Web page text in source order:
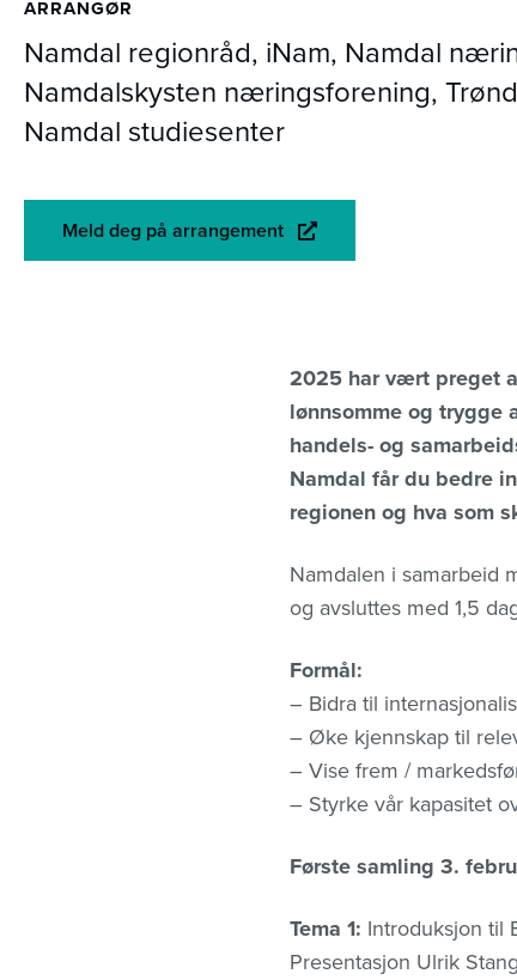
ARRANGØR
Namdal regionråd, iNam, Namdal
Namdalskysten næringsforening,
Namdal studiesenter
Meld deg på arrangement
2025 har vært preget
lønnsomme og trygge
handels- og
Namdal får du bedre
regionen og hva som
Namdalen i samarbeid
og avsluttes med 1,5
Formål:
– Bidra til
– Øke kjennskap til
– Vise frem /
– Styrke vår kapasitet
Første samling 3.
Tema 1: Introduksjon til
Presentasjon Ulrik